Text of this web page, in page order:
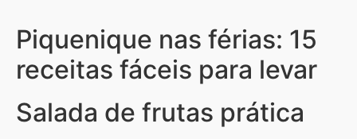
Piquenique nas férias: 15
receitas fáceis para levar
Salada de frutas prática